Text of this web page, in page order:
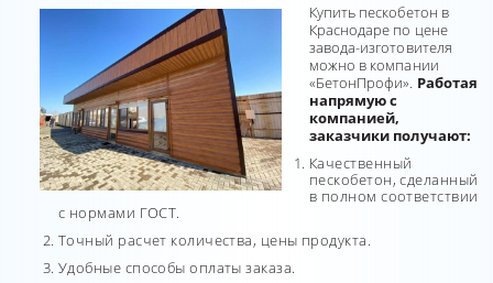
Купить пескобетон в
Краснодаре по цене
завода-изготовителя
можно в компании
«БетонПрофи». Работая
напрямую с
компанией,
заказчики получают:
Качественный
пескобетон, сделанный
в полном соответствии
с нормами ГОСТ.
Точный расчет количества, цены продукта.
Удобные способы оплаты заказа.